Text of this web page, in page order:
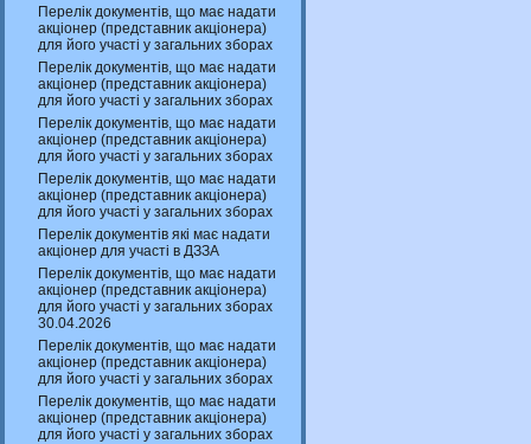
Перелік документів, що має надати
акціонер (представник акціонера)
для його участі у загальних зборах
Перелік документів, що має надати
акціонер (представник акціонера)
для його участі у загальних зборах
Перелік документів, що має надати
акціонер (представник акціонера)
для його участі у загальних зборах
Перелік документів, що має надати
акціонер (представник акціонера)
для його участі у загальних зборах
Перелік документів які має надати
акціонер для участі в ДЗЗА
Перелік документів, що має надати
акціонер (представник акціонера)
для його участі у загальних зборах
30.04.2026
Перелік документів, що має надати
акціонер (представник акціонера)
для його участі у загальних зборах
Перелік документів, що має надати
акціонер (представник акціонера)
для його участі у загальних зборах